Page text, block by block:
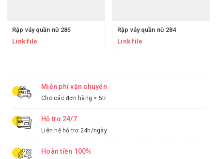
Rập váy quần nữ 285
Link file
Rập váy quần nữ 284
Link file
Miễn phí vận chuyển
Cho các đơn hàng > 5tr
Hỗ trợ 24/7
Liên hệ hỗ trợ 24h/ngày
Hoàn tiền 100%